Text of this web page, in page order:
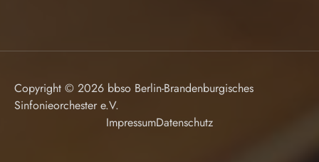
Copyright © 2026 bbso Berlin-Brandenburgisches
Sinfonieorchester e.V.
ImpressumDatenschutz